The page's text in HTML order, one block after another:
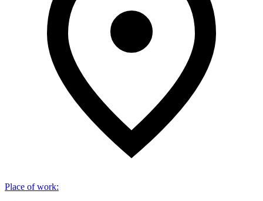
Place of work: